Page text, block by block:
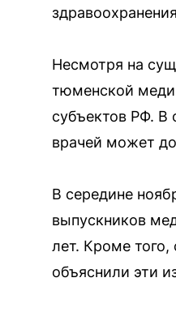
Несмотря на
тюменской
субъектов РФ. В
врачей может
В середине
выпускников
лет. Кроме
объяснили эти